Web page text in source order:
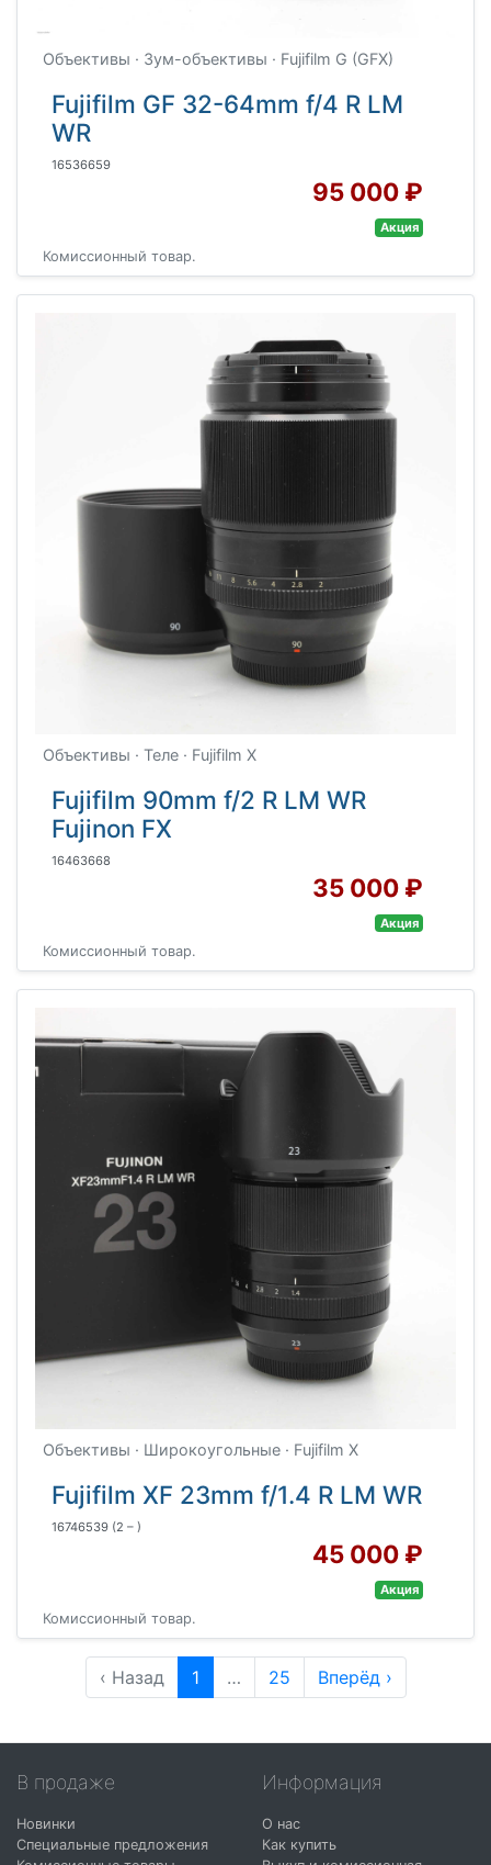
Объективы · Зум-объективы · Fujifilm G (GFX)
Fujifilm GF 32-64mm f/4 R LM
WR
16536659
95 000 ₽
Акция
Комиссионный товар.
Объективы · Теле · Fujifilm X
Fujifilm 90mm f/2 R LM WR
Fujinon FX
16463668
35 000 ₽
Акция
Комиссионный товар.
Объективы · Широкоугольные · Fujifilm X
Fujifilm XF 23mm f/1.4 R LM WR
16746539 (2 – )
45 000 ₽
Акция
Комиссионный товар.
‹ Назад 1 … 25 Вперёд ›
В продаже
Новинки
Специальные предложения
Информация
О нас
Как купить